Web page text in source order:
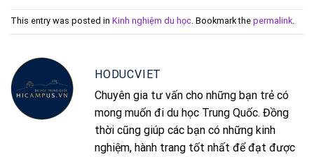
This entry was posted in Kinh nghiệm du học. Bookmark the permalink.
HODUCVIET
Chuyên gia tư vấn cho những bạn trẻ có
mong muốn đi du học Trung Quốc. Đồng
thời cũng giúp các bạn có những kinh
nghiệm, hành trang tốt nhất để đạt được